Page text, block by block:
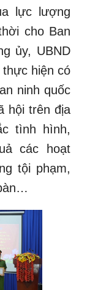
lực lượng
cho Ban
ủy, UBND
hiện có
ninh quốc
hội trên địa
tình hình,
các hoạt
tội phạm,